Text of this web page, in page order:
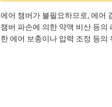
에어 챔버가 불필요하므로, 에어
챔버 파손에 의한 약액 비산 등의
한 에어 보충이나 압력 조정 등